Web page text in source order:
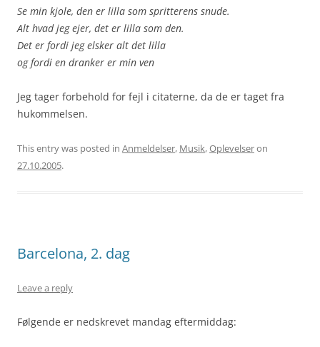
Se min kjole, den er lilla som spritterens snude.
Alt hvad jeg ejer, det er lilla som den.
Det er fordi jeg elsker alt det lilla
og fordi en dranker er min ven
Jeg tager forbehold for fejl i citaterne, da de er taget fra
hukommelsen.
This entry was posted in Anmeldelser, Musik,Oplevelseron
27.10.2005.
Barcelona, 2. dag
Leave a reply
Følgende er nedskrevet mandag eftermiddag: